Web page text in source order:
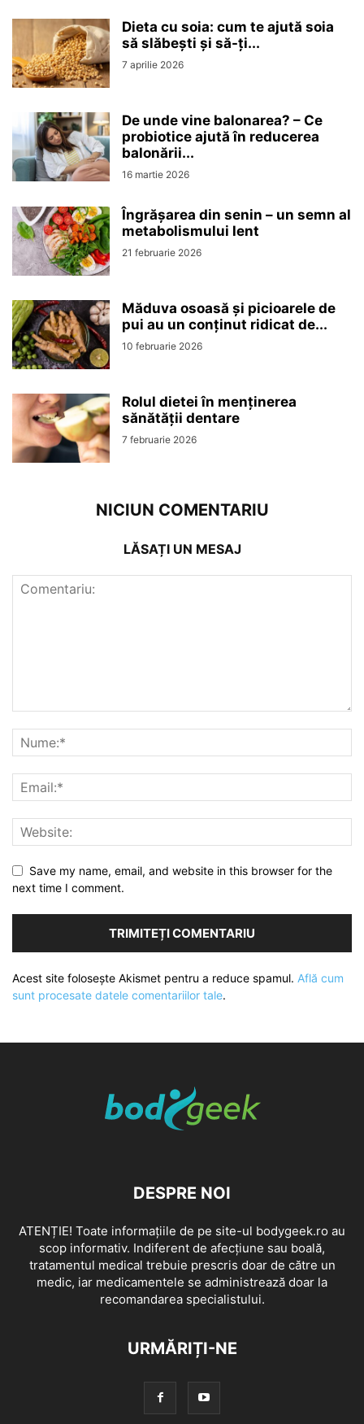
Dieta cu soia: cum te ajută soia
să slăbești și să-ți...
7 aprilie 2026
De unde vine balonarea? – Ce
probiotice ajută în reducerea
balonării...
16 martie 2026
Îngrășarea din senin – un semn al
metabolismului lent
21 februarie 2026
Măduva osoasă și picioarele de
pui au un conținut ridicat de...
10 februarie 2026
Rolul dietei în menținerea
sănătății dentare
7 februarie 2026
NICIUN COMENTARIU
LĂSAȚI UN MESAJ
Save my name, email, and website in this browser for the
next time I comment.
Acest site folosește Akismet pentru a reduce spamul. Află cum
sunt procesate datele comentariilor tale.
DESPRE NOI
ATENȚIE! Toate informațiile de pe site-ul bodygeek.ro au
scop informativ. Indiferent de afecțiune sau boală,
tratamentul medical trebuie prescris doar de către un
medic, iar medicamentele se administrează doar la
recomandarea specialistului.
URMĂRIȚI-NE